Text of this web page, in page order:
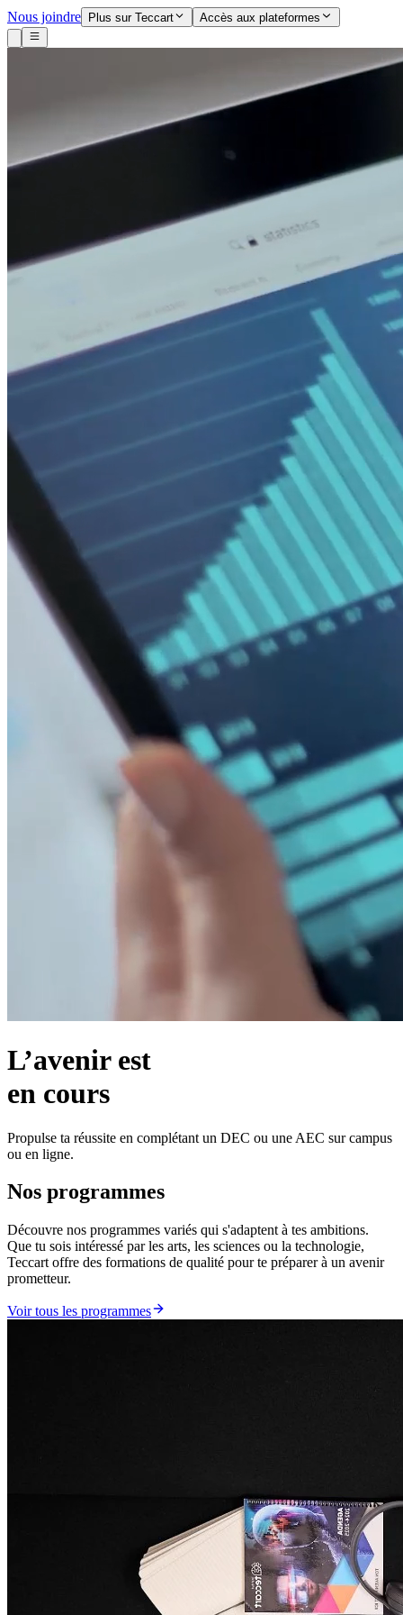
Nous joindre Plus sur Teccart Accès aux plateformes
L’avenir est
en cours
Propulse ta réussite en complétant un DEC ou une AEC sur campus
ou en ligne.
Nos programmes
Découvre nos programmes variés qui s'adaptent à tes ambitions.
Que tu sois intéressé par les arts, les sciences ou la technologie,
Teccart offre des formations de qualité pour te préparer à un avenir
prometteur.
Voir tous les programmes